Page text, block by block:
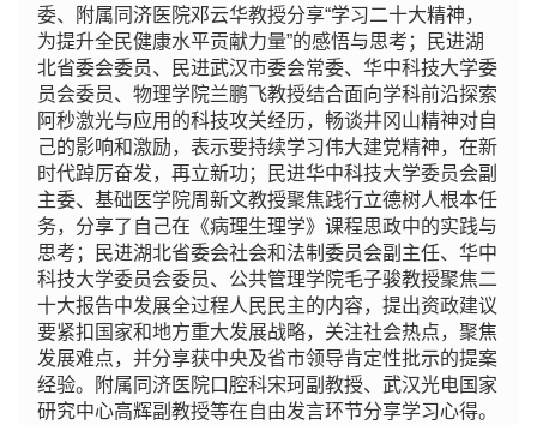
委、附属同济医院邓云华教授分享“学习二十大精神，
为提升全民健康水平贡献力量”的感悟与思考；民进湖
北省委会委员、民进武汉市委会常委、华中科技大学委
员会委员、物理学院兰鹏飞教授结合面向学科前沿探索
阿秒激光与应用的科技攻关经历，畅谈井冈山精神对自
己的影响和激励，表示要持续学习伟大建党精神，在新
时代踔厉奋发，再立新功；民进华中科技大学委员会副
主委、基础医学院周新文教授聚焦践行立德树人根本任
务，分享了自己在《病理生理学》课程思政中的实践与
思考；民进湖北省委会社会和法制委员会副主任、华中
科技大学委员会委员、公共管理学院毛子骏教授聚焦二
十大报告中发展全过程人民民主的内容，提出资政建议
要紧扣国家和地方重大发展战略，关注社会热点，聚焦
发展难点，并分享获中央及省市领导肯定性批示的提案
经验。附属同济医院口腔科宋珂副教授、武汉光电国家
研究中心高辉副教授等在自由发言环节分享学习心得。